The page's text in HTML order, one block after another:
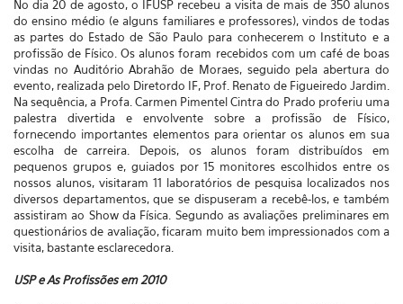
No dia 20 de agosto, o IFUSP recebeu a visita de mais de 350 alunos
do ensino médio (e alguns familiares e professores), vindos de todas
as partes do Estado de São Paulo para conhecerem o Instituto e a
profissão de Físico. Os alunos foram recebidos com um café de boas
vindas no Auditório Abrahão de Moraes, seguido pela abertura do
evento, realizada pelo Diretordo IF, Prof. Renato de Figueiredo Jardim.
Na sequência, a Profa. Carmen Pimentel Cintra do Prado proferiu uma
palestra divertida e envolvente sobre a profissão de Físico,
fornecendo importantes elementos para orientar os alunos em sua
escolha de carreira. Depois, os alunos foram distribuídos em
pequenos grupos e, guiados por 15 monitores escolhidos entre os
nossos alunos, visitaram 11 laboratórios de pesquisa localizados nos
diversos departamentos, que se dispuseram a recebê-los, e também
assistiram ao Show da Física. Segundo as avaliações preliminares em
questionários de avaliação, ficaram muito bem impressionados com a
visita, bastante esclarecedora.
USP e As Profissões em 2010